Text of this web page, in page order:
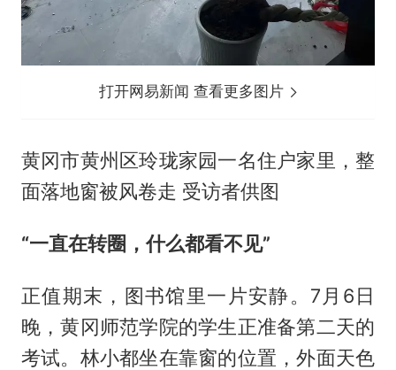
打开网易新闻 查看更多图片
黄冈市黄州区玲珑家园一名住户家里，整
面落地窗被风卷走 受访者供图
“一直在转圈，什么都看不见”
正值期末，图书馆里一片安静。7月6日
晚，黄冈师范学院的学生正准备第二天的
考试。林小都坐在靠窗的位置，外面天色